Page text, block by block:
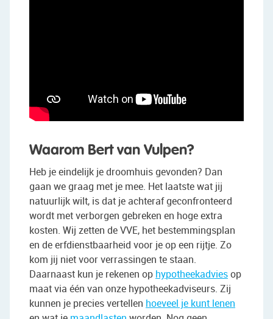
Waarom Bert van Vulpen?
Heb je eindelijk je droomhuis gevonden? Dan
gaan we graag met je mee. Het laatste wat jij
natuurlijk wilt, is dat je achteraf geconfronteerd
wordt met verborgen gebreken en hoge extra
kosten. Wij zetten de VVE, het bestemmingsplan
en de erfdienstbaarheid voor je op een rijtje. Zo
kom jij niet voor verrassingen te staan.
Daarnaast kun je rekenen op hypotheekadviesop
maat via één van onze hypotheekadviseurs. Zij
kunnen je precies vertellen hoeveel je kunt lenen